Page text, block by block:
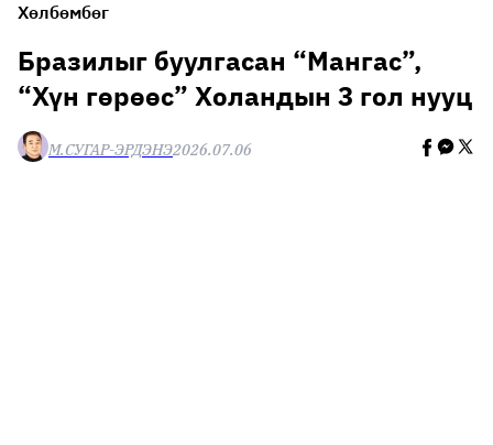
THE NEW YORK TIMES
НАДАД НЭГ САНАЛ БАЙНА
Хөлбөмбөг
Бразилыг буулгасан “Мангас”,
“Хүн гөрөөс” Холандын 3 гол нууц
М.СУГАР-ЭРДЭНЭ2026.07.06